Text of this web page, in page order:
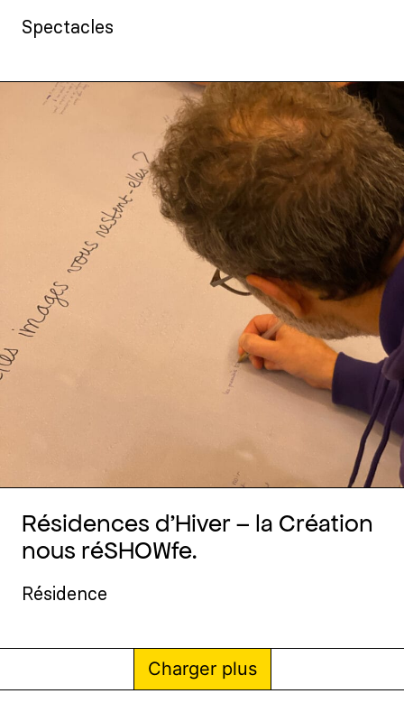
Spectacles
Résidences d’Hiver – la Création
nous réSHOWfe.
Résidence
Charger plus